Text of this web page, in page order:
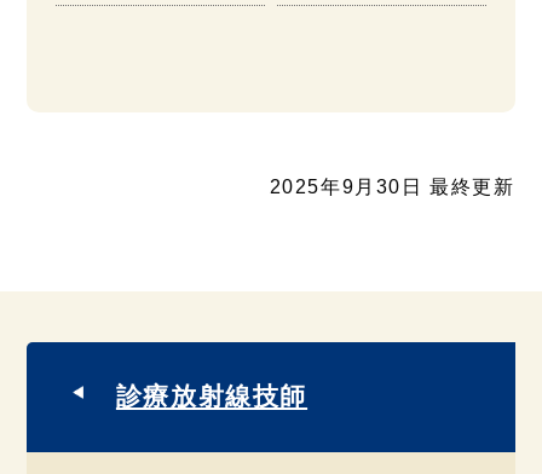
2025年9月30日 最終更新
診療放射線技師